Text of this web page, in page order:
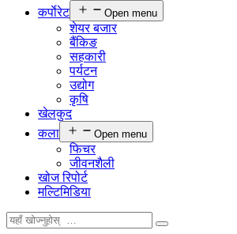
कर्पाेरेट
Open menu
शेयर बजार
बैंकिङ
सहकारी
पर्यटन
उद्योग
कृषि
खेलकुद
कला
Open menu
फिचर
जीवनशैली
खोज रिपोर्ट
मल्टिमिडिया